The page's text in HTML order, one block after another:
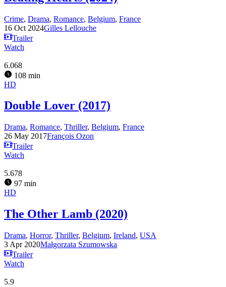
Crime, Drama, Romance, Belgium, France
16 Oct 2024Gilles Lellouche
Trailer
Watch
6.068
108 min
HD
Double Lover (2017)
Drama, Romance, Thriller, Belgium, France
26 May 2017François Ozon
Trailer
Watch
5.678
97 min
HD
The Other Lamb (2020)
Drama, Horror, Thriller, Belgium, Ireland, USA
3 Apr 2020Małgorzata Szumowska
Trailer
Watch
5.9